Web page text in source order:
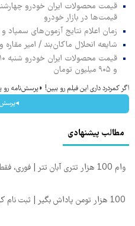
قیمت‌ها در بازار خودرو
زمان اعلام نتایج آزمون‌های
شایعه انحلال ماکان‌بند / امیر
و ۹۰۵ میلیون تومان
اگر کمردرد داری این فیلم رو ببین! ◗پرسش‌نامه
مطالب پیشنهادی
وام 100 هزار تتری آبان تتر | فوری، فقط با احراز هویت🔥
100 هزار تومن پاداش بگیر | ثبت نام کن